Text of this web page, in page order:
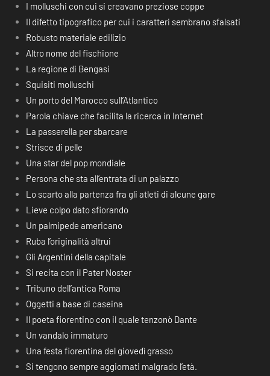
I molluschi con cui si creavano preziose coppe
Il difetto tipografico per cui i caratteri sembrano sfalsati
Robusto materiale edilizio
Altro nome del fischione
La regione di Bengasi
Squisiti molluschi
Un porto del Marocco sull’Atlantico
Parola chiave che facilita la ricerca in Internet
La passerella per sbarcare
Strisce di pelle
Una star del pop mondiale
Persona che sta all’entrata di un palazzo
Lo scarto alla partenza fra gli atleti di alcune gare
Lieve colpo dato sfiorando
Un palmipede americano
Ruba l’originalità altrui
Gli Argentini della capitale
Si recita con il Pater Noster
Tribuno dell’antica Roma
Oggetti a base di caseina
Il poeta fiorentino con il quale tenzonò Dante
Un vandalo immaturo
Una festa fiorentina del giovedì grasso
Si tengono sempre aggiornati malgrado l’età.